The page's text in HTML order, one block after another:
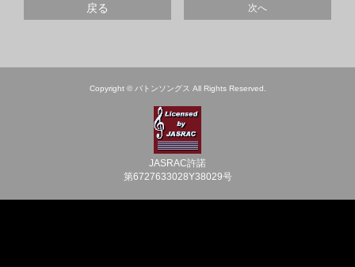
戻る 次へ
Copyright © バトンソングス All Rights Reserved.
JASRAC許諾
第6727633028Y38029号